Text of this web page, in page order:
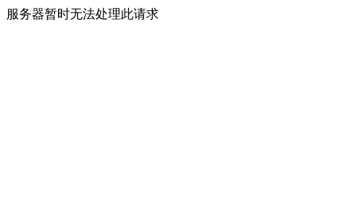
服务器暂时无法处理此请求